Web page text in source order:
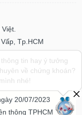
Tp.HCM
3848 7237
04/11/2016
02/11/2017
20/07/2023
thông TPHCM
tin hay ý tưởng
về chứng khoán?
nhé!